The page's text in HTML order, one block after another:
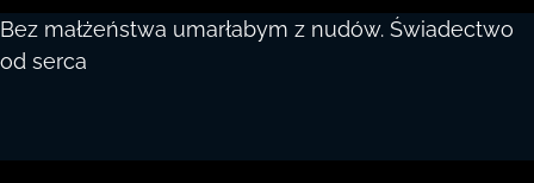
Bez małżeństwa umarłabym z nudów. Świadectwo
od serca